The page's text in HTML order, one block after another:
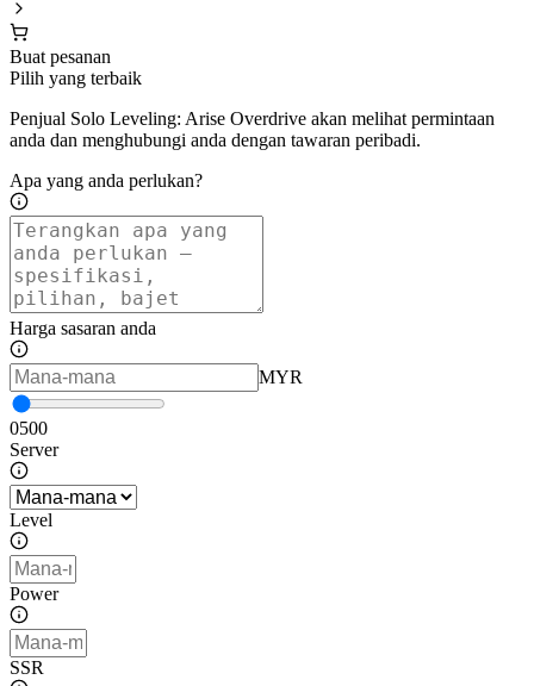
Buat pesanan
Pilih yang terbaik
Penjual Solo Leveling: Arise Overdrive akan melihat permintaan
anda dan menghubungi anda dengan tawaran peribadi.
Apa yang anda perlukan?
Harga sasaran anda
MYR
0500
Server
Level
Power
SSR